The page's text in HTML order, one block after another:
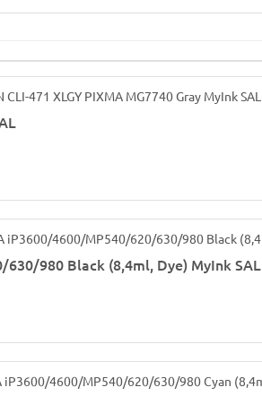
980 Black (8,4ml, Dye) MyInk SAL